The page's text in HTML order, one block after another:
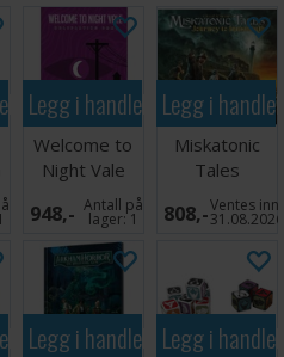
Legg i handlekurven
Welcome to
Night Vale
RPG Core
Book
948,- Antall på
lager:1
Legg i
Miskatonic
Tales
Brettspill
808,-Ventes inn
31.08.2026
Legg i handlekurven
Legg i